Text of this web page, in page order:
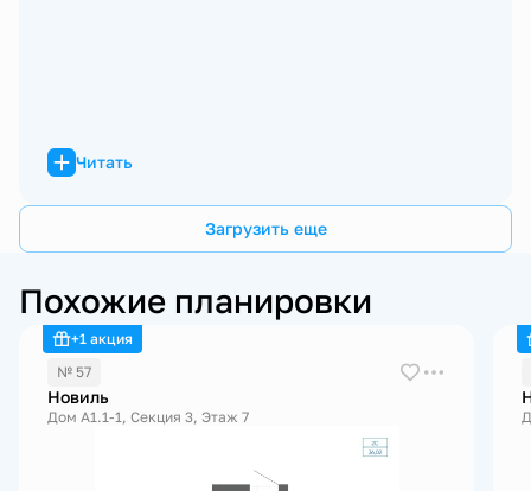
Читать
Загрузить еще
Похожие планировки
+1 акция
№ 57
Новиль
Дом А1.1-1, Секция 3, Этаж 7